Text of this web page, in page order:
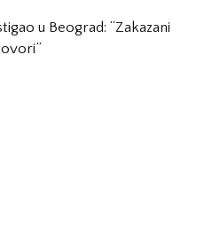
u Beograd: “Zakazani